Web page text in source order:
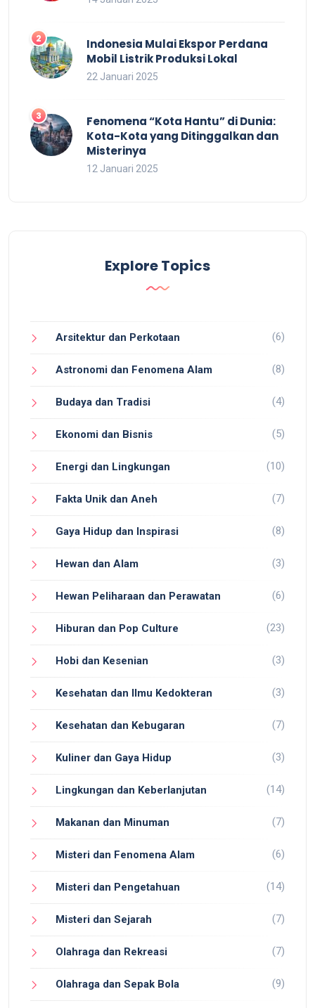
Indonesia Mulai Ekspor Perdana
Mobil Listrik Produksi Lokal
22 Januari 2025
Fenomena “Kota Hantu” di Dunia:
Kota-Kota yang Ditinggalkan dan
Misterinya
12 Januari 2025
Explore Topics
Arsitektur dan Perkotaan (6)
Astronomi dan Fenomena Alam (8)
Budaya dan Tradisi (4)
Ekonomi dan Bisnis (5)
Energi dan Lingkungan (10)
Fakta Unik dan Aneh (7)
Gaya Hidup dan Inspirasi (8)
Hewan dan Alam (3)
Hewan Peliharaan dan Perawatan (6)
Hiburan dan Pop Culture (23)
Hobi dan Kesenian (3)
Kesehatan dan Ilmu Kedokteran (3)
Kesehatan dan Kebugaran (7)
Kuliner dan Gaya Hidup (3)
Lingkungan dan Keberlanjutan (14)
Makanan dan Minuman (7)
Misteri dan Fenomena Alam (6)
Misteri dan Pengetahuan (14)
Misteri dan Sejarah (7)
Olahraga dan Rekreasi (7)
Olahraga dan Sepak Bola (9)